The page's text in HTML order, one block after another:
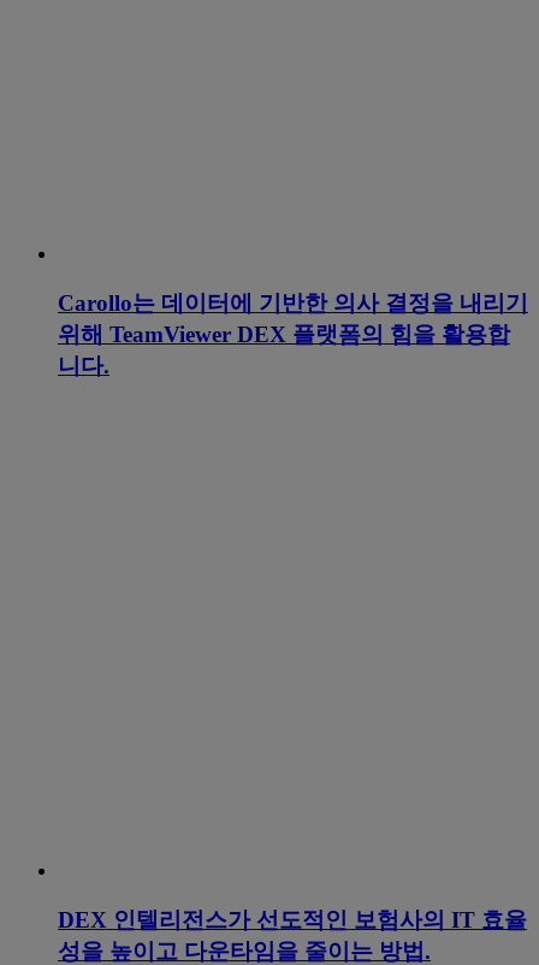
Carollo는 데이터에 기반한 의사 결정을 내리기
위해 TeamViewer DEX 플랫폼의 힘을 활용합
니다.
DEX 인텔리전스가 선도적인 보험사의 IT 효율
성을 높이고 다운타임을 줄이는 방법.